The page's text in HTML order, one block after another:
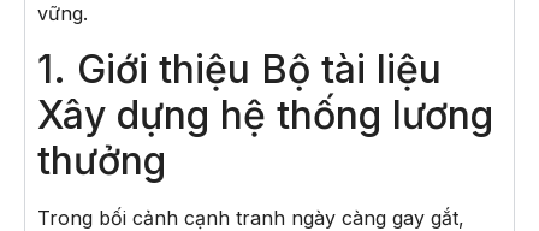
vững.
1. Giới thiệu Bộ tài liệu
Xây dựng hệ thống lương
thưởng
Trong bối cảnh cạnh tranh ngày càng gay gắt,